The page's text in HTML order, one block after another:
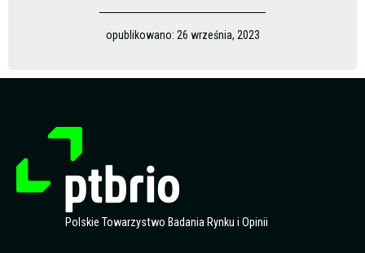
opublikowano: 26 września, 2023
Polskie Towarzystwo Badania Rynku i Opinii